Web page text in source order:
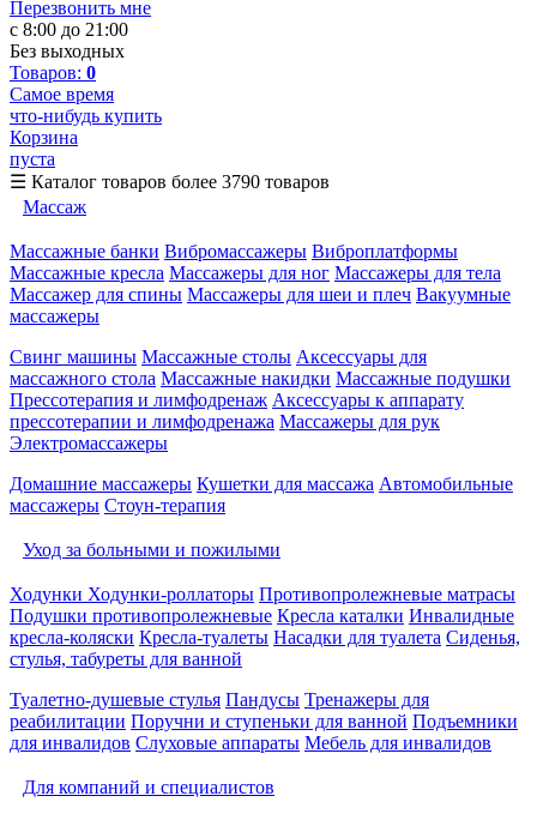
Перезвонить мне
с 8:00 до 21:00
Без выходных
Товаров: 0
Самое время
что-нибудь купить
Корзина
пуста
☰ Каталог товаров более 3790 товаров
Массаж
Массажные банки Вибромассажеры Виброплатформы
Массажные кресла Массажеры для ног Массажеры для тела
Массажер для спины Массажеры для шеи и плеч Вакуумные
массажеры
Свинг машины Массажные столы Аксессуары для
массажного стола Массажные накидки Массажные подушки
Прессотерапия и лимфодренаж Аксессуары к аппарату
прессотерапии и лимфодренажа Массажеры для рук
Электромассажеры
Домашние массажеры Кушетки для массажа Автомобильные
массажеры Стоун-терапия
Уход за больными и пожилыми
Ходунки Ходунки-роллаторы Противопролежневые матрасы
Подушки противопролежневые Кресла каталки Инвалидные
кресла-коляски Кресла-туалеты Насадки для туалета Сиденья,
стулья, табуреты для ванной
Туалетно-душевые стулья Пандусы Тренажеры для
реабилитации Поручни и ступеньки для ванной Подъемники
для инвалидов Слуховые аппараты Мебель для инвалидов
Для компаний и специалистов